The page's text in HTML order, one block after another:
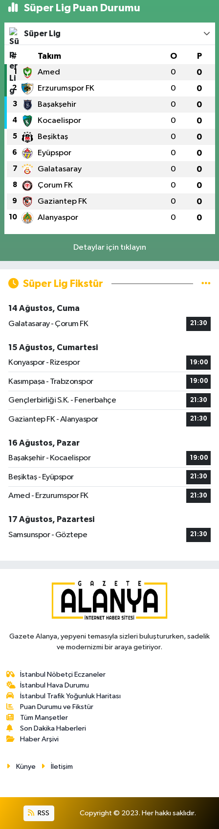
Süper Lig Puan Durumu
Süper Lig
# Takım O P
1 Amed 0 0
2 Erzurumspor FK 0 0
3 Başakşehir 0 0
4 Kocaelispor 0 0
5 Beşiktaş 0 0
6 Eyüpspor 0 0
7 Galatasaray 0 0
8 Çorum FK 0 0
9 Gaziantep FK 0 0
10 Alanyaspor 0 0
Detaylar için tıklayın
Süper Lig Fikstür
14 Ağustos, Cuma
Galatasaray - Çorum FK
21:30
15 Ağustos, Cumartesi
Konyaspor - Rizespor
19:00
Kasımpaşa - Trabzonspor 19:00
Gençlerbirliği S.K. - Fenerbahçe 21:30
Gaziantep FK - Alanyaspor 21:30
16 Ağustos, Pazar
Başakşehir - Kocaelispor
19:00
Beşiktaş - Eyüpspor 21:30
Amed - Erzurumspor FK 21:30
17 Ağustos, Pazartesi
Samsunspor - Göztepe
21:30
Gazete Alanya, yepyeni temasıyla sizleri buluştururken, sadelik
ve modernizmi bir araya getiriyor.
İstanbul Nöbetçi Eczaneler
İstanbul Hava Durumu
İstanbul Trafik Yoğunluk Haritası
Puan Durumu ve Fikstür
Tüm Manşetler
Son Dakika Haberleri
Haber Arşivi
Künye İletişim
RSS Copyright © 2023. Her hakkı saklıdır.